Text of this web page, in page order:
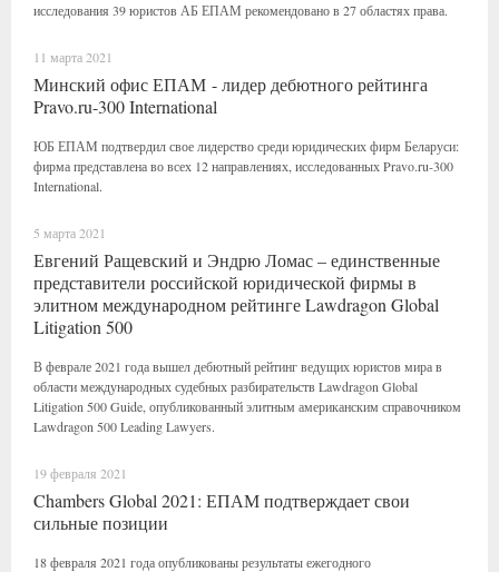
исследования 39 юристов АБ ЕПАМ рекомендовано в 27 областях права.
11 марта 2021
Минский офис ЕПАМ - лидер дебютного рейтинга
Pravo.ru-300 International
ЮБ ЕПАМ подтвердил свое лидерство среди юридических фирм Беларуси:
фирма представлена во всех 12 направлениях, исследованных Pravo.ru-300
International.
5 марта 2021
Евгений Ращевский и Эндрю Ломас – единственные
представители российской юридической фирмы в
элитном международном рейтинге Lawdragon Global
Litigation 500
В феврале 2021 года вышел дебютный рейтинг ведущих юристов мира в
области международных судебных разбирательств Lawdragon Global
Litigation 500 Guide, опубликованный элитным американским справочником
Lawdragon 500 Leading Lawyers.
19 февраля 2021
Chambers Global 2021: ЕПАМ подтверждает свои
сильные позиции
18 февраля 2021 года опубликованы результаты ежегодного